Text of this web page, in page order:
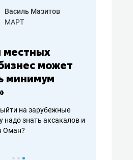
Василь Мазитов
МАРТ
местных
может
минимум
на зарубежные
надо знать аксакалов и
Оман?